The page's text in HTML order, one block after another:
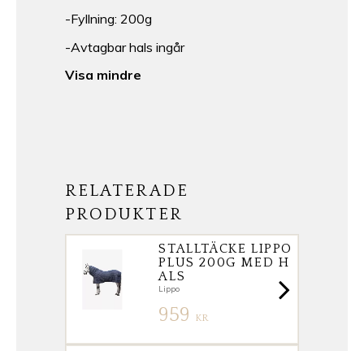
-Fyllning: 200g
-Avtagbar hals ingår
Visa mindre
RELATERADE
PRODUKTER
STALLTÄCKE LIPPO
PLUS 200G MED H
ALS
Lippo
959 KR